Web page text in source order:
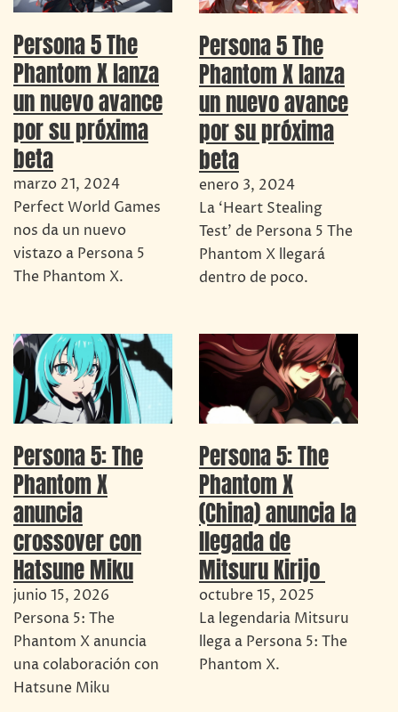
Persona 5 The
Phantom X lanza
un nuevo avance
por su próxima
beta
marzo 21, 2024
Perfect World Games
nos da un nuevo
vistazo a Persona 5
The Phantom X.
Persona 5 The
Phantom X lanza
un nuevo avance
por su próxima
beta
enero 3, 2024
La ‘Heart Stealing
Test’ de Persona 5 The
Phantom X llegará
dentro de poco.
Persona 5: The
Phantom X
anuncia
crossover con
Hatsune Miku
junio 15, 2026
Persona 5: The
Phantom X anuncia
una colaboración con
Hatsune Miku
Persona 5: The
Phantom X
(China) anuncia la
llegada de
Mitsuru Kirijo
octubre 15, 2025
La legendaria Mitsuru
llega a Persona 5: The
Phantom X.